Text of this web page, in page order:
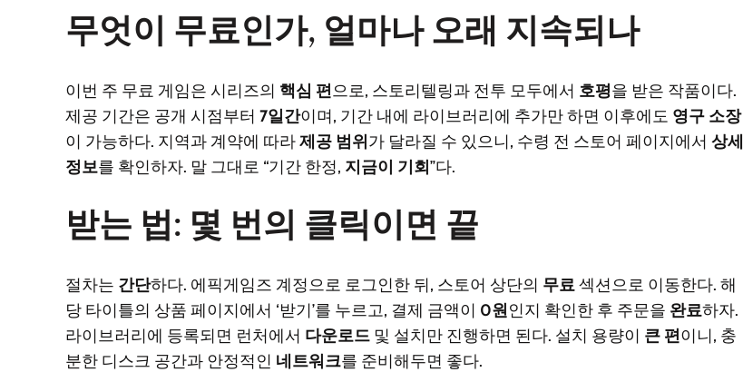
무엇이 무료인가, 얼마나 오래 지속되나
이번 주 무료 게임은 시리즈의 핵심 편으로, 스토리텔링과 전투 모두에서 호평을 받은 작품이다.
제공 기간은 공개 시점부터 7일간이며, 기간 내에 라이브러리에 추가만 하면 이후에도 영구 소장
이 가능하다. 지역과 계약에 따라제공 범위가 달라질 수 있으니, 수령 전 스토어 페이지에서 상세
정보를 확인하자. 말 그대로 “기간 한정, 지금이 기회”다.
받는 법: 몇 번의 클릭이면 끝
절차는 간단하다. 에픽게임즈 계정으로 로그인한 뒤, 스토어 상단의 무료섹션으로 이동한다. 해
당 타이틀의 상품 페이지에서 ‘받기’를 누르고, 결제 금액이 0원인지 확인한 후 주문을 완료하자.
라이브러리에 등록되면 런처에서 다운로드 및 설치만 진행하면 된다. 설치 용량이 큰 편이니, 충
분한 디스크 공간과 안정적인 네트워크를 준비해두면 좋다.